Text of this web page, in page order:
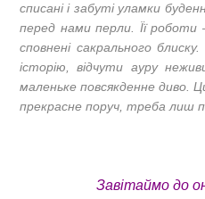
списані і забуті уламки
перед нами перли. Її роботи
сповнені сакрального
історію, відчути ауру
маленьке повсякденне диво.
прекрасне поруч, треба лиш
Завітаймо до